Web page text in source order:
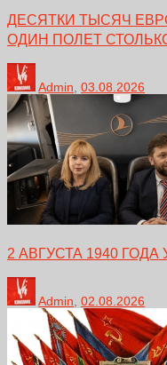
ДЕСЯТКИ ТЫСЯЧ
ОДИН ПОЛЕТ
Admin, 03.08.2026
2 АВГУСТА 1940
Admin 02.08.2026